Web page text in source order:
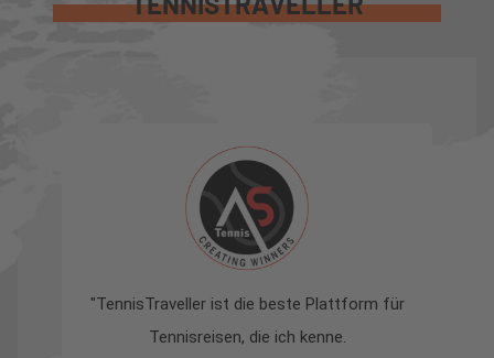
"TennisTraveller ist die beste Plattform für
Tennisreisen, die ich kenne.